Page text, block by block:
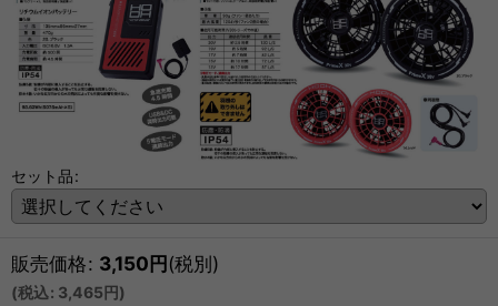
セット品:
販売価格: 3,150円 (税別)
(税込: 3,465円)